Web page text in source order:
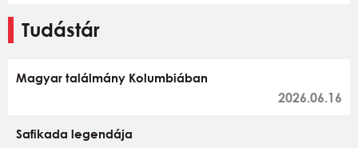
Tudástár
Magyar találmány Kolumbiában
2026.06.16
Safikada legendája